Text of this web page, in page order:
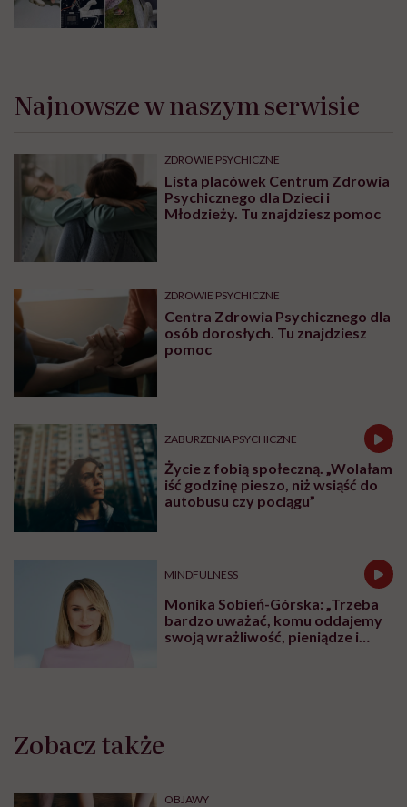
Najnowsze w naszym serwisie
ZDROWIE PSYCHICZNE
Lista placówek Centrum Zdrowia
Psychicznego dla Dzieci i
Młodzieży. Tu znajdziesz pomoc
ZDROWIE PSYCHICZNE
Centra Zdrowia Psychicznego dla
osób dorosłych. Tu znajdziesz
pomoc
ZABURZENIA PSYCHICZNE
Życie z fobią społeczną. „Wolałam
iść godzinę pieszo, niż wsiąść do
autobusu czy pociągu”
MINDFULNESS
Monika Sobień-Górska: „Trzeba
bardzo uważać, komu oddajemy
swoją wrażliwość, pieniądze i
Zobacz także
OBJAWY